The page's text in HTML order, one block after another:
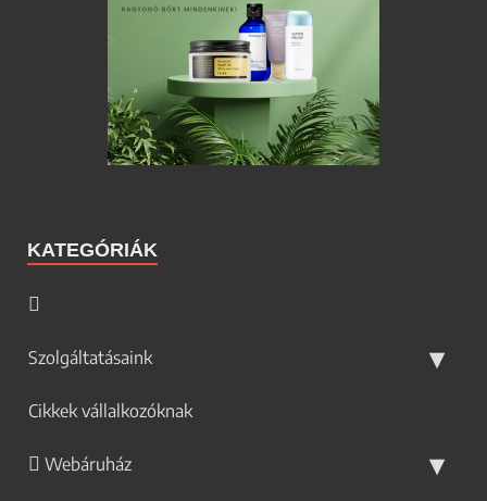
KATEGÓRIÁK
Szolgáltatásaink
Cikkek vállalkozóknak
Webáruház